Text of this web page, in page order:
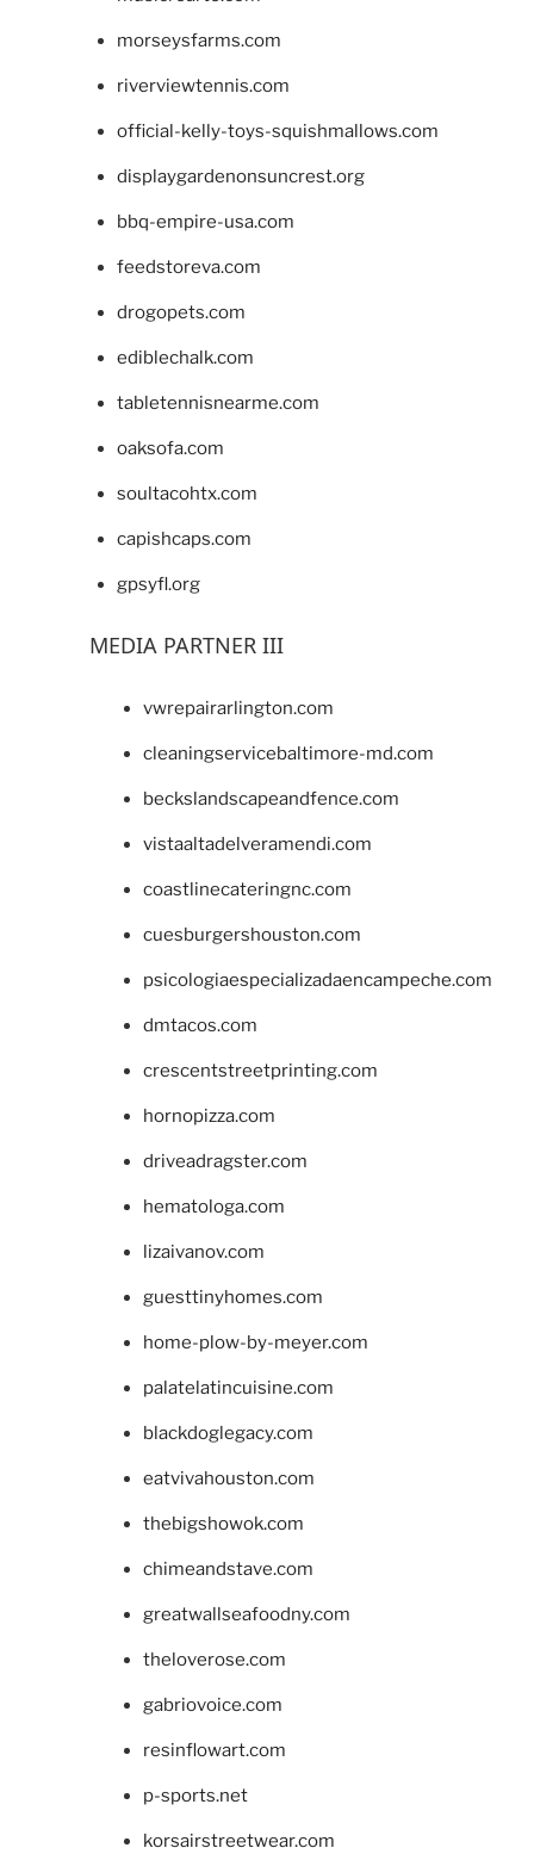
morseysfarms.com
riverviewtennis.com
official-kelly-toys-squishmallows.com
displaygardenonsuncrest.org
bbq-empire-usa.com
feedstoreva.com
drogopets.com
ediblechalk.com
tabletennisnearme.com
oaksofa.com
soultacohtx.com
capishcaps.com
gpsyfl.org
MEDIA PARTNER III
vwrepairarlington.com
cleaningservicebaltimore-md.com
beckslandscapeandfence.com
vistaaltadelveramendi.com
coastlinecateringnc.com
cuesburgershouston.com
psicologiaespecializadaencampeche.com
dmtacos.com
crescentstreetprinting.com
hornopizza.com
driveadragster.com
hematologa.com
lizaivanov.com
guesttinyhomes.com
home-plow-by-meyer.com
palatelatincuisine.com
blackdoglegacy.com
eatvivahouston.com
thebigshowok.com
chimeandstave.com
greatwallseafoodny.com
theloverose.com
gabriovoice.com
resinflowart.com
p-sports.net
korsairstreetwear.com